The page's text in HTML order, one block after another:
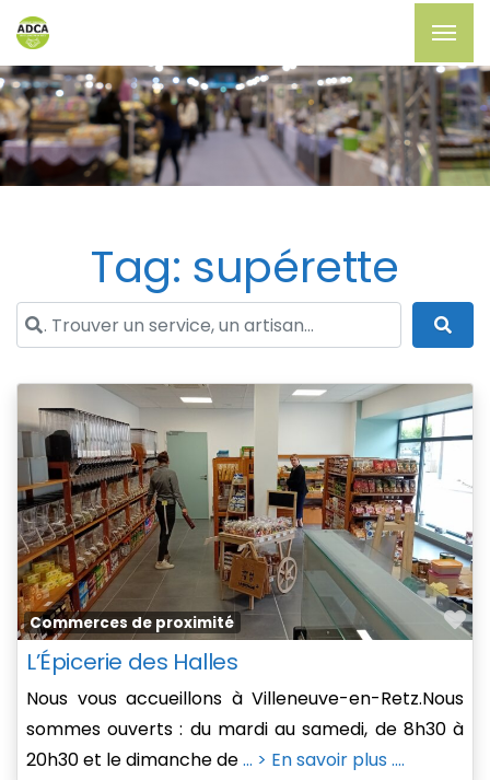
Tag: supérette
. Trouver un service, un artisan...
Commerces de proximité
L’Épicerie des Halles
Nous vous accueillons à Villeneuve-en-Retz.Nous
sommes ouverts : du mardi au samedi, de 8h30 à
20h30 et le dimanche de... > En savoir plus ....